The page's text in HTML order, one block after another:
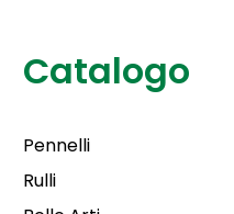
Catalogo
Pennelli
Rulli